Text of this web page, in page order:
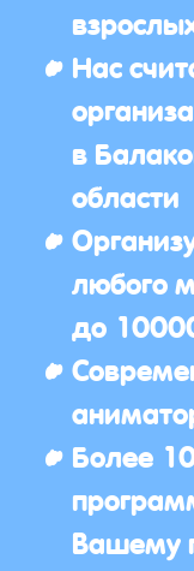
Нас
в
области
любого
до
Более
Вашему